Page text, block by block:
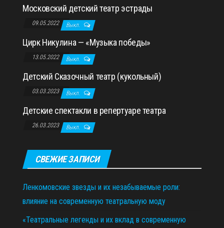
Московский детский театр эстрады
09.05.2022 Выкл.
Цирк Никулина — «Музыка победы»
13.05.2022 Выкл.
Детский Сказочный театр (кукольный)
03.03.2023 Выкл.
Детские спектакли в репертуаре театра
26.03.2023 Выкл.
СВЕЖИЕ ЗАПИСИ
Ленкомовские звезды и их незабываемые роли:
влияние на современную театральную моду
«Театральные легенды и их вклад в современную